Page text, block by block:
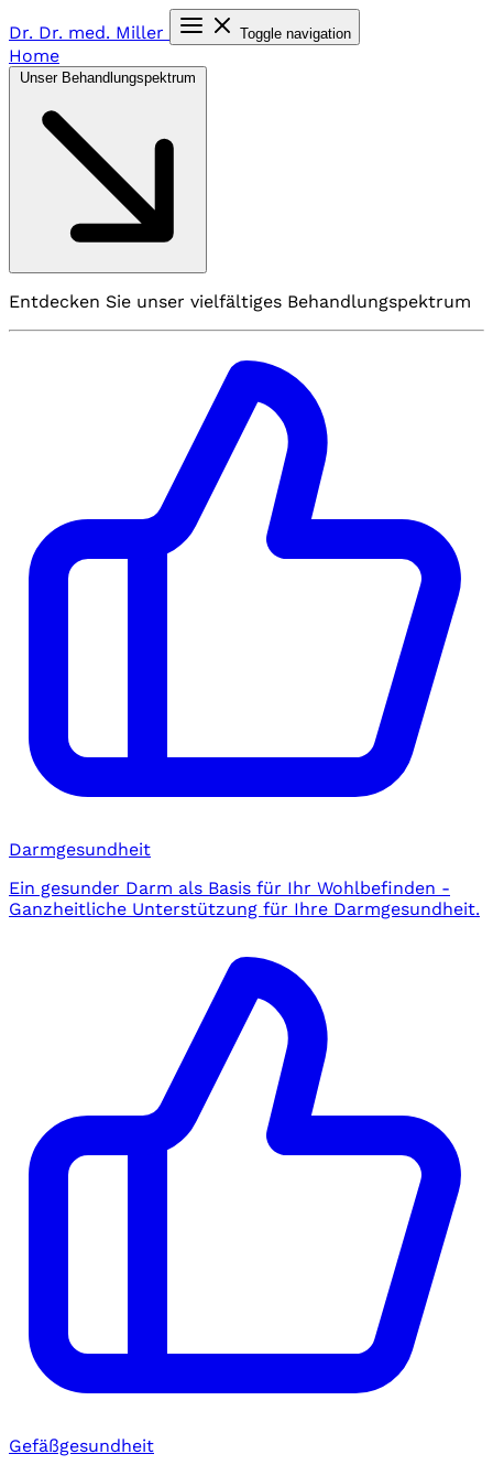
Dr. Dr. med. Miller Toggle navigation
Home
Entdecken Sie unser vielfältiges Behandlungspektrum
Darmgesundheit
Ein gesunder Darm als Basis für Ihr Wohlbefinden -
Ganzheitliche Unterstützung für Ihre Darmgesundheit.
Gefäßgesundheit